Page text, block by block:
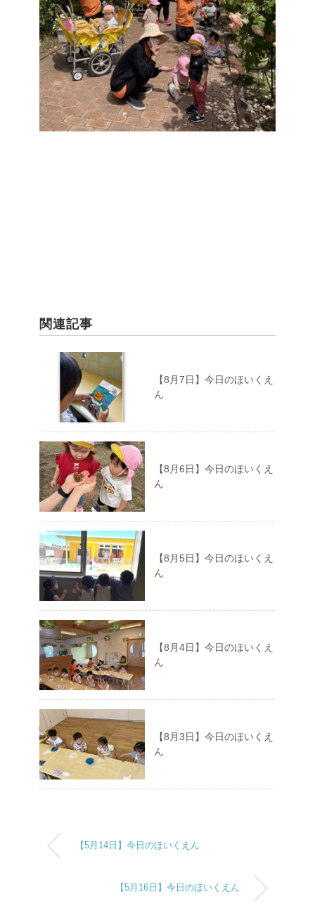
関連記事
【8月7日】今日のほいくえ
ん
【8月6日】今日のほいくえ
ん
【8月5日】今日のほいくえ
ん
【8月4日】今日のほいくえ
ん
【8月3日】今日のほいくえ
ん
【5月14日】今日のほいくえん
【5月16日】今日のほいくえん